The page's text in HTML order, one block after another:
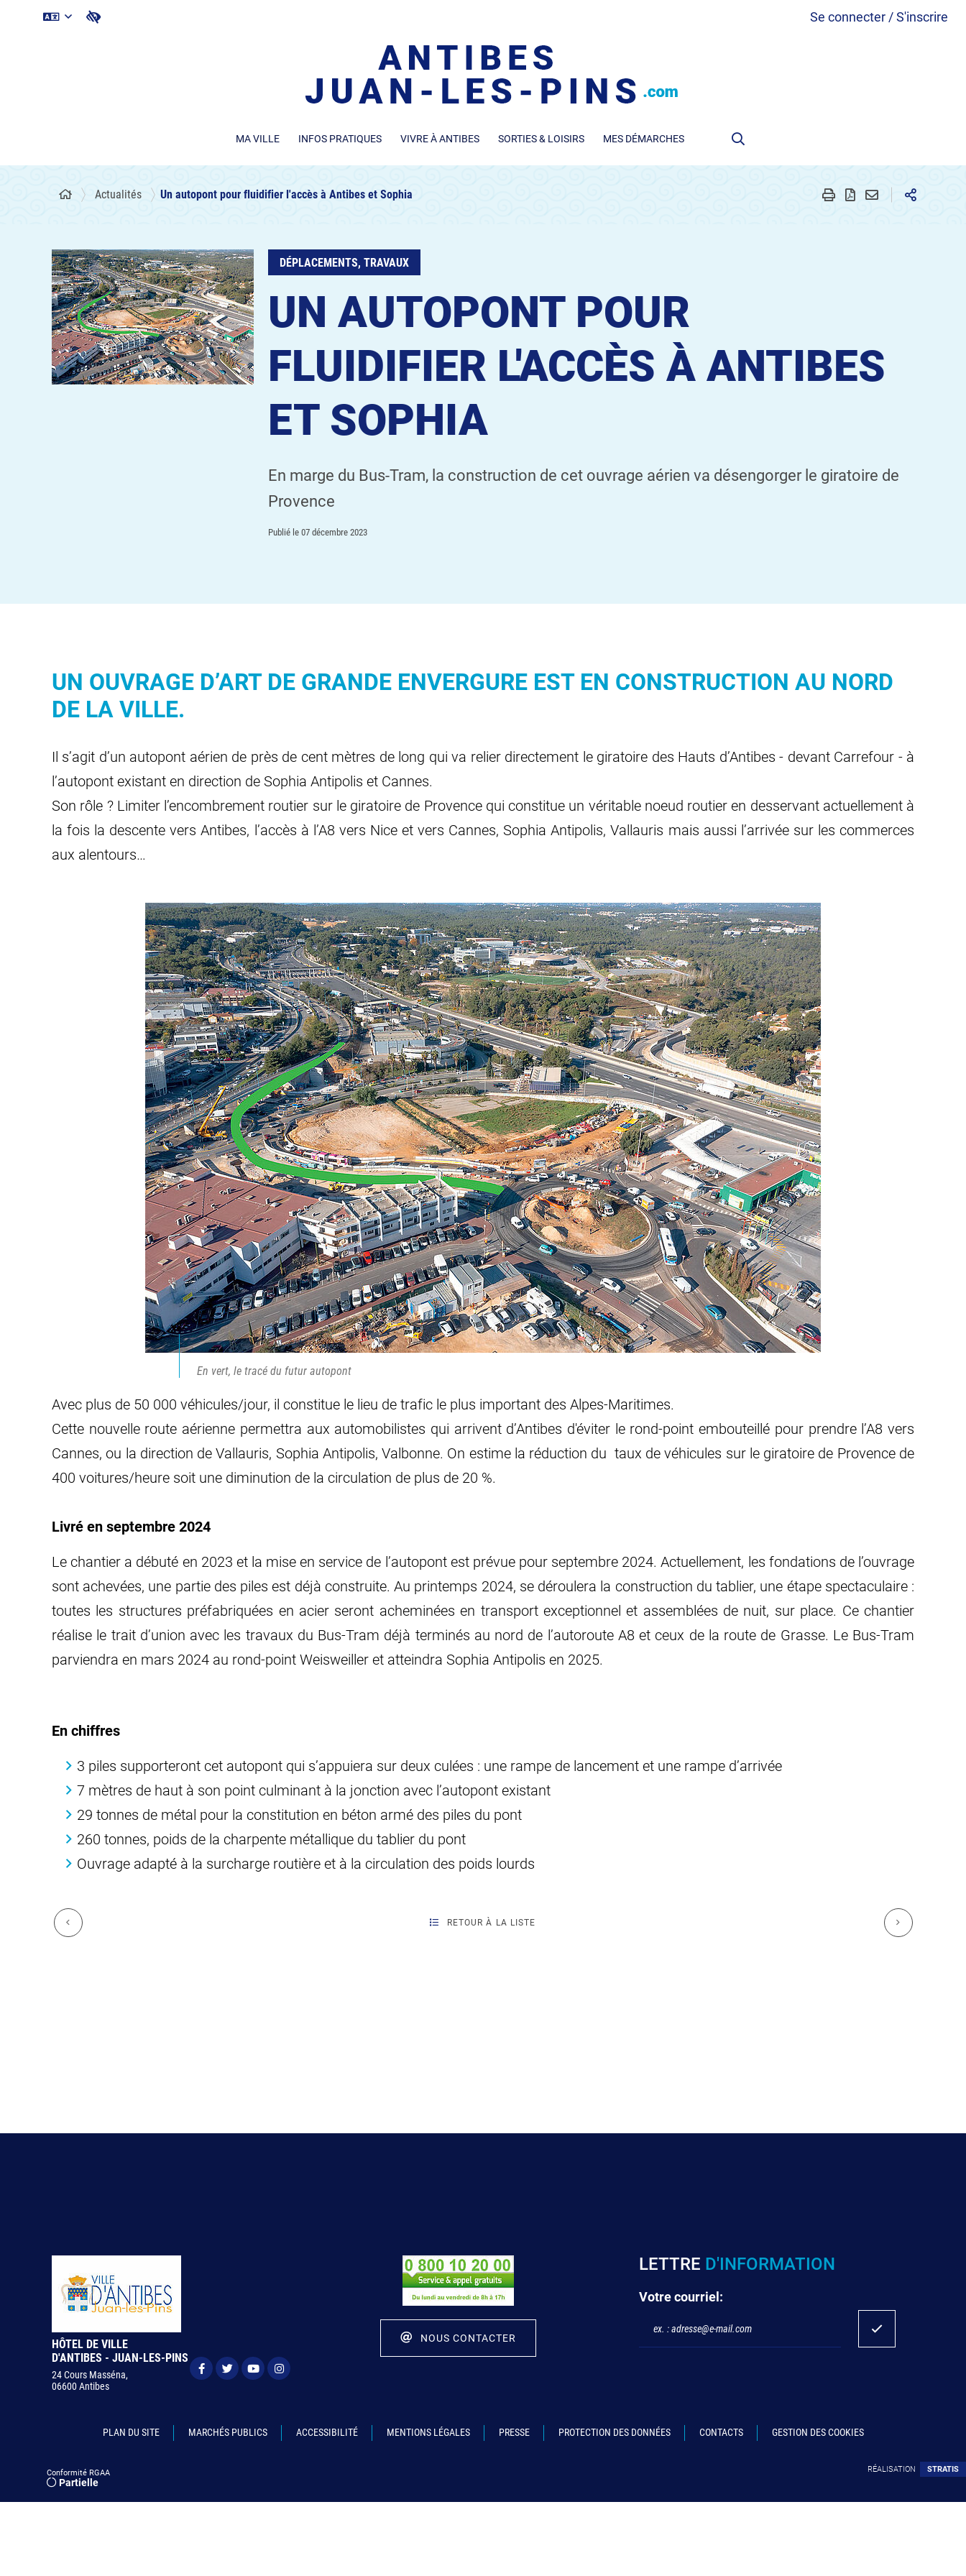
Se connecter / S'inscrire
MA VILLE INFOS PRATIQUES VIVRE À ANTIBES SORTIES & LOISIRS MES DÉMARCHES
Actualités Un autopont pour fluidifier l'accès à Antibes et Sophia
DÉPLACEMENTS, TRAVAUX
UN AUTOPONT POUR
FLUIDIFIER L'ACCÈS À ANTIBES
ET SOPHIA
En marge du Bus-Tram, la construction de cet ouvrage aérien va désengorger le giratoire de
Provence
Publié le 07 décembre 2023
UN OUVRAGE D’ART DE GRANDE ENVERGURE EST EN CONSTRUCTION AU NORD
DE LA VILLE.
Il s’agit d’un autopont aérien de près de cent mètres de long qui va relier directement le giratoire des Hauts d’Antibes - devant Carrefour - à
l’autopont existant en direction de Sophia Antipolis et Cannes.
Son rôle ? Limiter l’encombrement routier sur le giratoire de Provence qui constitue un véritable noeud routier en desservant actuellement à
la fois la descente vers Antibes, l’accès à l’A8 vers Nice et vers Cannes, Sophia Antipolis, Vallauris mais aussi l’arrivée sur les commerces
aux alentours…
En vert, le tracé du futur autopont
Avec plus de 50 000 véhicules/jour, il constitue le lieu de trafic le plus important des Alpes-Maritimes.
Cette nouvelle route aérienne permettra aux automobilistes qui arrivent d’Antibes d'éviter le rond-point embouteillé pour prendre l’A8 vers
Cannes, ou la direction de Vallauris, Sophia Antipolis, Valbonne. On estime la réduction du  taux de véhicules sur le giratoire de Provence de
400 voitures/heure soit une diminution de la circulation de plus de 20 %.
Livré en septembre 2024
Le chantier a débuté en 2023 et la mise en service de l’autopont est prévue pour septembre 2024. Actuellement, les fondations de l’ouvrage
sont achevées, une partie des piles est déjà construite. Au printemps 2024, se déroulera la construction du tablier, une étape spectaculaire :
toutes les structures préfabriquées en acier seront acheminées en transport exceptionnel et assemblées de nuit, sur place. Ce chantier
réalise le trait d’union avec les travaux du Bus-Tram déjà terminés au nord de l’autoroute A8 et ceux de la route de Grasse. Le Bus-Tram
parviendra en mars 2024 au rond-point Weisweiller et atteindra Sophia Antipolis en 2025.
En chiffres
3 piles supporteront cet autopont qui s’appuiera sur deux culées : une rampe de lancement et une rampe d’arrivée
7 mètres de haut à son point culminant à la jonction avec l’autopont existant
29 tonnes de métal pour la constitution en béton armé des piles du pont
260 tonnes, poids de la charpente métallique du tablier du pont
Ouvrage adapté à la surcharge routière et à la circulation des poids lourds
RETOUR À LA LISTE
HÔTEL DE VILLE
D'ANTIBES - JUAN-LES-PINS
24 Cours Masséna,
06600 Antibes
NOUS CONTACTER
LETTRE D'INFORMATION
Votre courriel:
PLAN DU SITE MARCHÉS PUBLICS ACCESSIBILITÉ MENTIONS LÉGALES PRESSE PROTECTION DES DONNÉES CONTACTS GESTION DES COOKIES
Conformité RGAA
Partielle
RÉALISATION STRATIS